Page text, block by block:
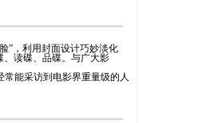
”，利用封面设计巧妙淡化
、读碟、品碟。与广大影
能采访到电影界重量级的人